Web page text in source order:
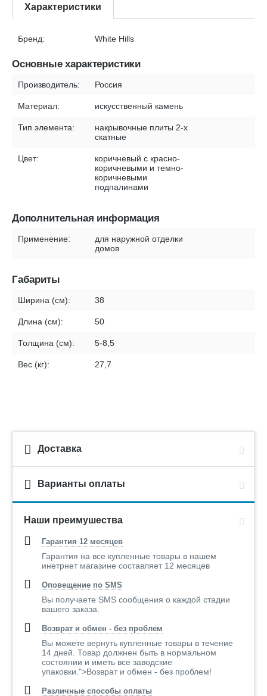
Характеристики
Бренд: White Hills
Основные характеристики
Производитель: Россия
Материал: искусственный камень
Тип элемента:
накрывочные плиты 2-х
скатные
Цвет:
коричневый с красно-
коричневыми и темно-
коричневыми
подпалинами
Дополнительная информация
Применение:
для наружной отделки
домов
Габариты
Ширина (см): 38
Длина (см): 50
Толщина (см): 5-8,5
Вес (кг): 27,7
Доставка
Варианты оплаты
Наши преимушества
Гарантия 12 месяцев
Гарантия на все купленные товары в нашем
инетрнет магазине составляет 12 месяцев
Оповещение по SMS
Вы получаете SMS сообщения о каждой стадии
вашего заказа.
Возврат и обмен - без проблем
Вы можете вернуть купленные товары в течение
14 дней. Товар должнен быть в нормальном
состоянии и иметь все заводские
упаковки.">Возврат и обмен - без проблем!
Различные способы оплаты